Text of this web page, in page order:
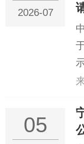
2026-07
05